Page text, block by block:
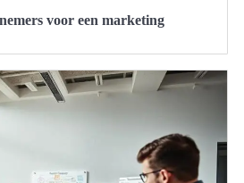
voor een marketing